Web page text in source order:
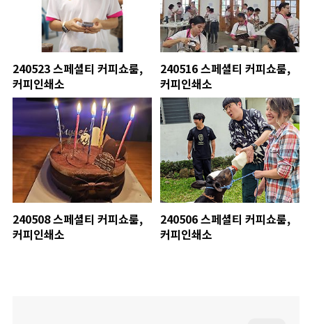
240523 스페셜티 커피쇼룸,
커피인쇄소
240516 스페셜티 커피쇼룸,
커피인쇄소
240508 스페셜티 커피쇼룸,
커피인쇄소
240506 스페셜티 커피쇼룸,
커피인쇄소